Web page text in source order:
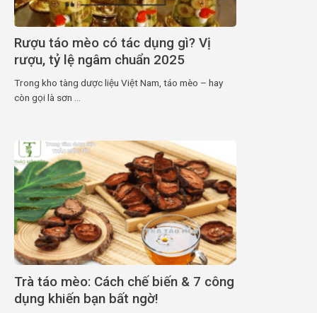
Rượu táo mèo có tác dụng gì? Vị
rượu, tỷ lệ ngâm chuẩn 2025
Trong kho tàng dược liệu Việt Nam, táo mèo – hay
còn gọi là sơn ...
Trà táo mèo: Cách chế biến & 7 công
dụng khiến bạn bất ngờ!